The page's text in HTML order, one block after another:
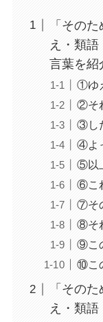
「その
え・類
言葉を紹
①ゆ
②そ
③し
④よ
⑤以
⑥こ
⑦そ
⑧そ
⑨こ
⑩こ
「その
え・類語